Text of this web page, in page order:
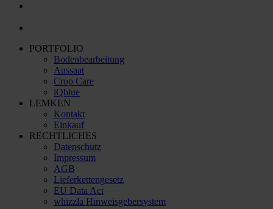
PORTFOLIO
Bodenbearbeitung
Aussaat
Crop Care
iQblue
LEMKEN
Kontakt
Einkauf
RECHTLICHES
Datenschutz
Impressum
AGB
Lieferkettengesetz
EU Data Act
whizzla Hinweisgebersystem